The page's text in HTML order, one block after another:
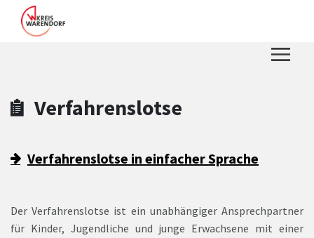
Zum Header
Zum Hauptinhalt
Zum Footer
Zum Hauptinhalt springen
Verfahrenslotse
Verfahrenslotse in einfacher Sprache
Der Verfahrenslotse ist ein unabhängiger Ansprechpartner
für Kinder, Jugendliche und junge Erwachsene mit einer